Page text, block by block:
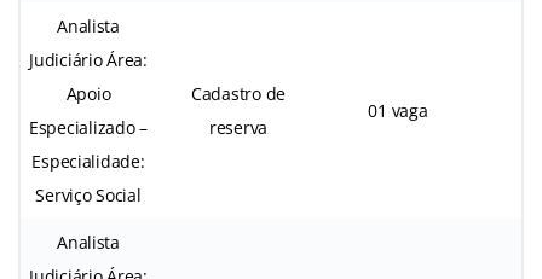
Analista
Judiciário Área:
Apoio
Especializado –
Especialidade:
Serviço Social
Cadastro de
reserva
01 vaga
Analista